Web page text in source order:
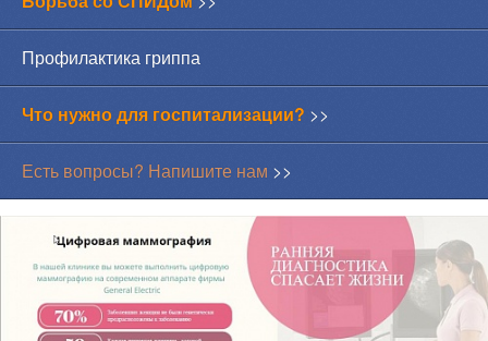
Профилактика гриппа
Что нужно для госпитализации? >>
Есть вопросы? Напишите нам >>